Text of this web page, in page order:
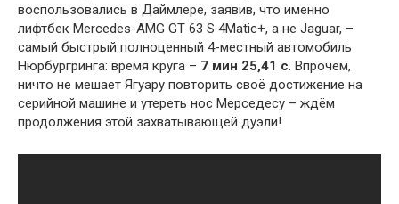
воспользовались в Даймлере, заявив, что именно
лифтбек Mercedes-AMG GT 63 S 4Matic+, а не Jaguar, –
самый быстрый полноценный 4-местный автомобиль
Нюрбургринга: время круга – 7 мин 25,41 с . Впрочем,
ничто не мешает Ягуару повторить своё достижение на
серийной машине и утереть нос Мерседесу – ждём
продолжения этой захватывающей дуэли!